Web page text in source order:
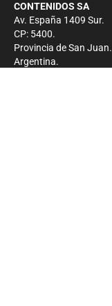
CONTENIDOS SA
Av. España 1409 Sur.
CP: 5400.
Provincia de San Juan.
Argentina.